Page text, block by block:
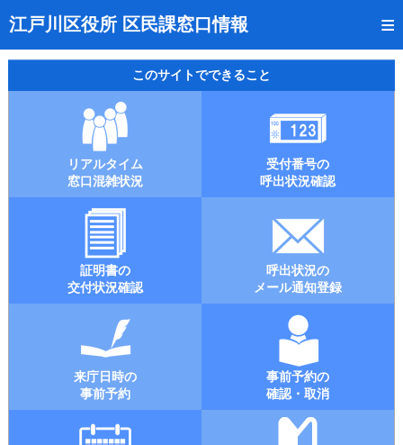
江戸川区役所 区民課窓口情報
トップページ
リアルタイム窓口混雑状況
受付番号の呼出状況確認
証明書の交付状況確認
呼出状況のメール通知登録
来庁日時の事前予約
事前予約の確認・取消
混雑予想カレンダー
本サイトのご利用案内
このサイトでできること
リアルタイム
窓口混雑状況
受付番号の
呼出状況確認
証明書の
交付状況確認
呼出状況の
メール通知登録
来庁日時の
事前予約
事前予約の
確認・取消